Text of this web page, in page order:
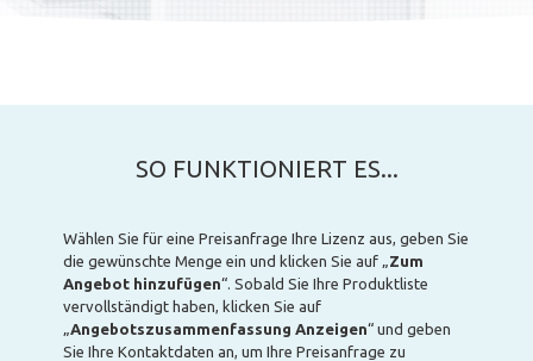
SO FUNKTIONIERT ES...
Wählen Sie für eine Preisanfrage Ihre Lizenz aus, geben Sie
die gewünschte Menge ein und klicken Sie auf „Zum
Angebot hinzufügen“. Sobald Sie Ihre Produktliste
vervollständigt haben, klicken Sie auf
„Angebotszusammenfassung Anzeigen“ und geben
Sie Ihre Kontaktdaten an, um Ihre Preisanfrage zu